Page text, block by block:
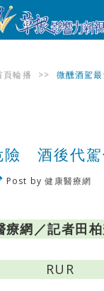
頁輪播 >>
微醺酒駕
險 酒後代駕
Post by健康醫療網
療網／記者田